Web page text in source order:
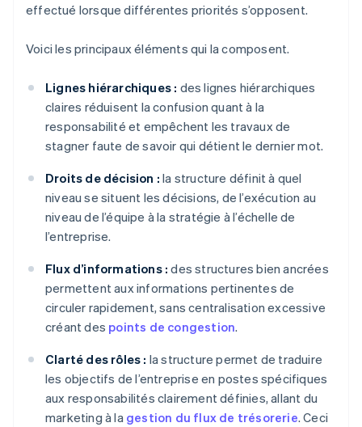
effectué lorsque différentes priorités s’opposent.
Voici les principaux éléments qui la composent.
Lignes hiérarchiques : des lignes hiérarchiques
claires réduisent la confusion quant à la
responsabilité et empêchent les travaux de
stagner faute de savoir qui détient le dernier mot.
Droits de décision : la structure définit à quel
niveau se situent les décisions, de l’exécution au
niveau de l’équipe à la stratégie à l’échelle de
l’entreprise.
Flux d’informations : des structures bien ancrées
permettent aux informations pertinentes de
circuler rapidement, sans centralisation excessive
créant des points de congestion.
Clarté des rôles : la structure permet de traduire
les objectifs de l’entreprise en postes spécifiques
aux responsabilités clairement définies, allant du
marketing à la gestion du flux de trésorerie. Ceci